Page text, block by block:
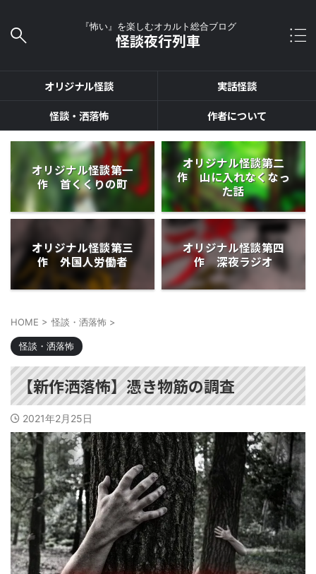
『怖い』を楽しむオカルト総合ブログ
怪談夜行列車
オリジナル怪談
実話怪談
怪談・洒落怖
作者について
オリジナル怪談第一
作 首くくりの町
オリジナル怪談第二
作 山に入れなくなっ
た話
オリジナル怪談第三
作 外国人労働者
オリジナル怪談第四
作 深夜ラジオ
HOME > 怪談・洒落怖 >
怪談・洒落怖
【新作洒落怖】憑き物筋の調査
2021年2月25日